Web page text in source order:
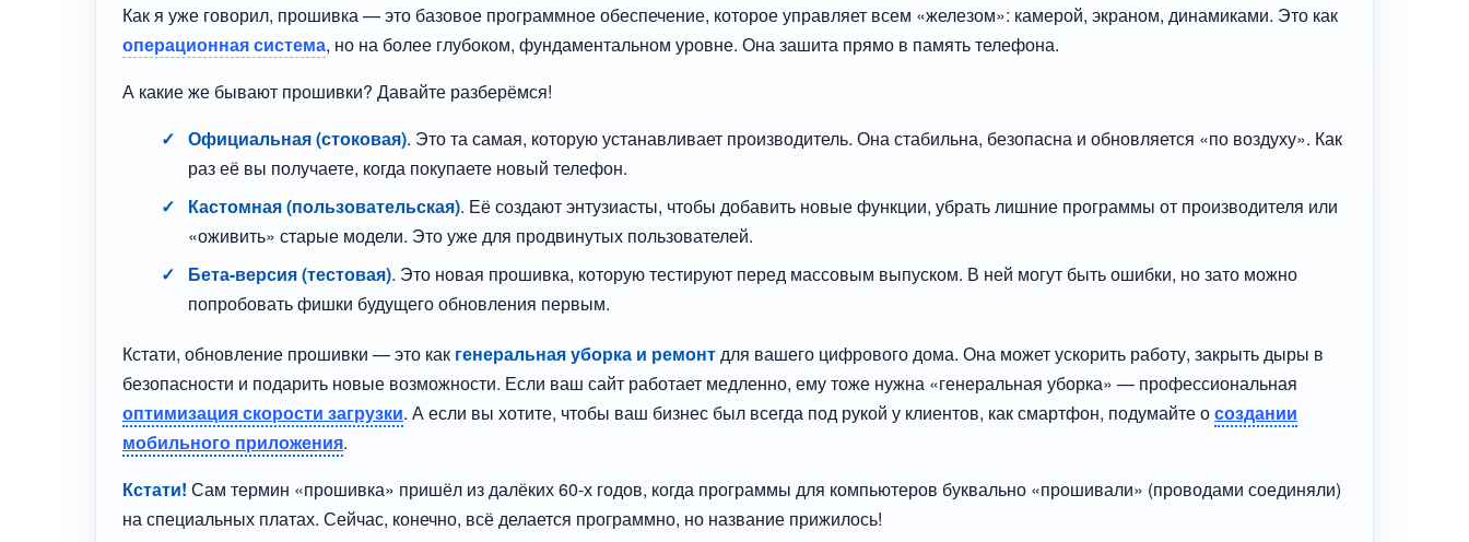
Как я уже говорил, прошивка — это базовое программное обеспечение, которое управляет всем «железом»: камерой, экраном, динамиками. Это как
операционная система, но на более глубоком, фундаментальном уровне. Она зашита прямо в память телефона.
А какие же бывают прошивки? Давайте разберёмся!
Официальная (стоковая). Это та самая, которую устанавливает производитель. Она стабильна, безопасна и обновляется «по воздуху». Как
раз её вы получаете, когда покупаете новый телефон.
Кастомная (пользовательская). Её создают энтузиасты, чтобы добавить новые функции, убрать лишние программы от производителя или
«оживить» старые модели. Это уже для продвинутых пользователей.
Бета-версия (тестовая). Это новая прошивка, которую тестируют перед массовым выпуском. В ней могут быть ошибки, но зато можно
попробовать фишки будущего обновления первым.
Кстати, обновление прошивки — это как генеральная уборка и ремонтдля вашего цифрового дома. Она может ускорить работу, закрыть дыры в
безопасности и подарить новые возможности. Если ваш сайт работает медленно, ему тоже нужна «генеральная уборка» — профессиональная
оптимизация скорости загрузки. А если вы хотите, чтобы ваш бизнес был всегда под рукой у клиентов, как смартфон, подумайте осоздании
мобильного приложения.
Кстати! Сам термин «прошивка» пришёл из далёких 60-х годов, когда программы для компьютеров буквально «прошивали» (проводами соединяли)
на специальных платах. Сейчас, конечно, всё делается программно, но название прижилось!